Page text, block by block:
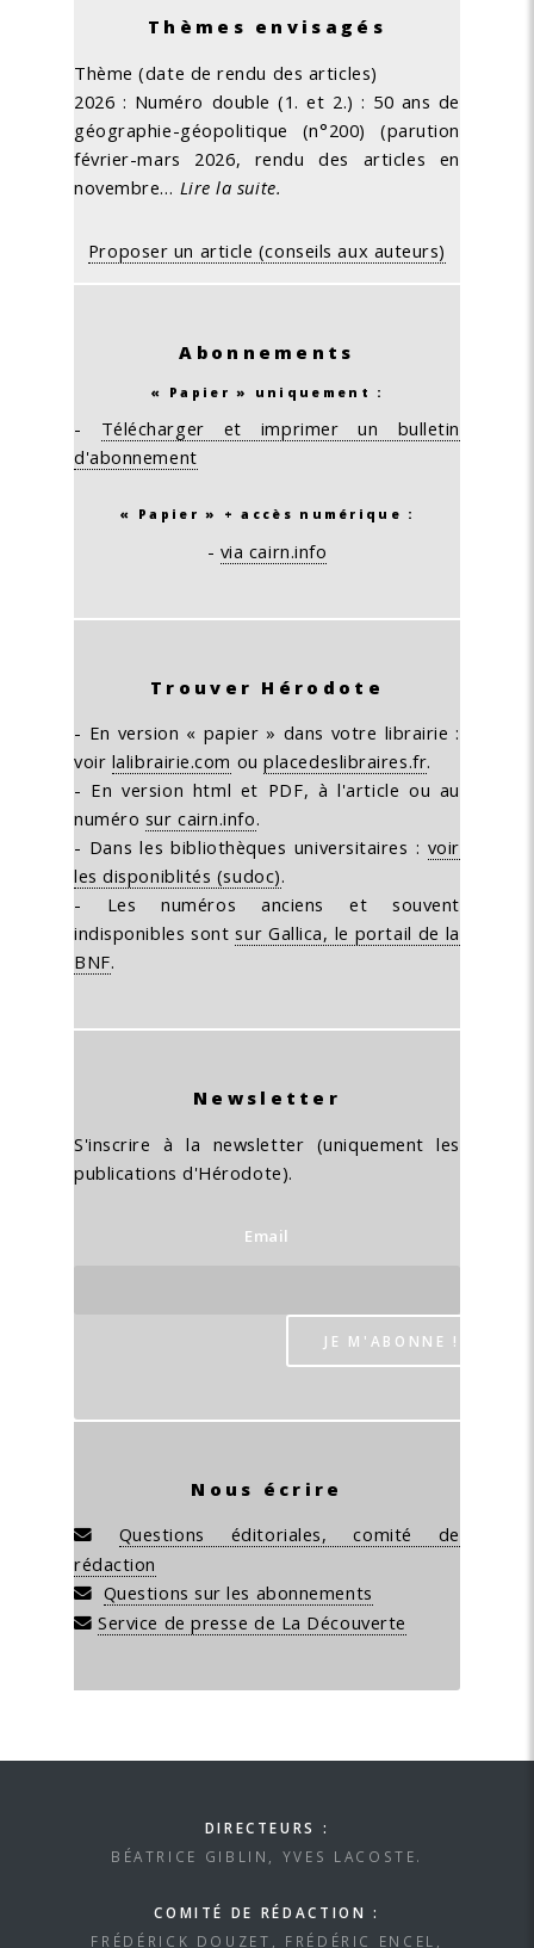
Thèmes envisagés
Thème (date de rendu des articles)
2026 : Numéro double (1. et 2.) : 50 ans de
géographie-géopolitique (n°200) (parution
février-mars 2026, rendu des articles en
novembre… Lire la suite.
Proposer un article (conseils aux auteurs)
Abonnements
« Papier » uniquement :
- Télécharger et imprimer un bulletin
d'abonnement
« Papier » + accès numérique :
- via cairn.info
Trouver Hérodote
- En version « papier » dans votre librairie :
voir lalibrairie.com ouplacedeslibraires.fr.
- En version html et PDF, à l'article ou au
numéro sur cairn.info.
- Dans les bibliothèques universitaires : voir
les disponiblités (sudoc).
- Les numéros anciens et souvent
indisponibles sontsur Gallica, le portail de la
BNF.
Newsletter
S'inscrire à la newsletter (uniquement les
publications d'Hérodote).
Email
Nous écrire
Questions éditoriales, comité de
rédaction
Questions sur les abonnements
Service de presse de La Découverte
DIRECTEURS :
BÉATRICE GIBLIN, YVES LACOSTE.
COMITÉ DE RÉDACTION :
FRÉDÉRICK DOUZET, FRÉDÉRIC ENCEL,